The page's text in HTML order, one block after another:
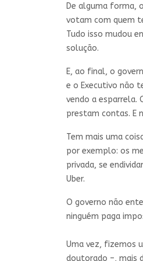
De alguma forma,
votam com quem
Tudo isso mudou
solução.
E, ao final, o
e o Executivo não
vendo a esparrela.
prestam contas. E
Tem mais uma
por exemplo: os
privada, se
Uber.
O governo não
ninguém paga
Uma vez, fizemos
doutorado –, mais